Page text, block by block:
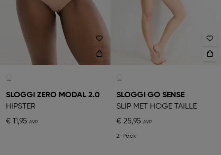
SLOGGI ZERO MODAL 2.0
HIPSTER
€ 11,95
SLOGGI GO SENSE
SLIP MET HOGE TAILLE
€ 25,95
2-Pack